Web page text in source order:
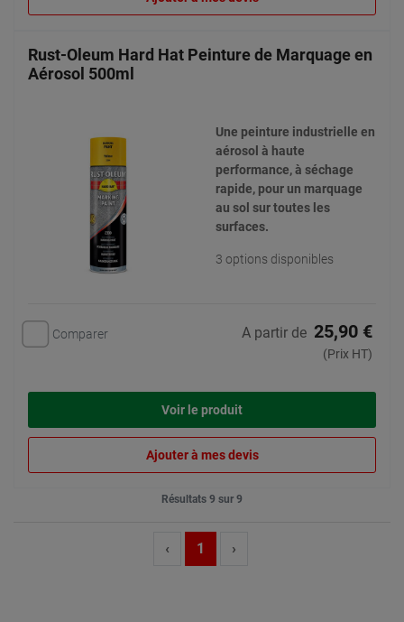
Rust-Oleum Hard Hat Peinture de Marquage en
Aérosol 500ml
Une peinture industrielle en
aérosol à haute
performance, à séchage
rapide, pour un marquage
au sol sur toutes les
surfaces.
3 options disponibles
Comparer A partir de 25,90 €
(Prix HT)
Voir le produit
Ajouter à mes devis
Résultats 9 sur 9
‹ 1 ›